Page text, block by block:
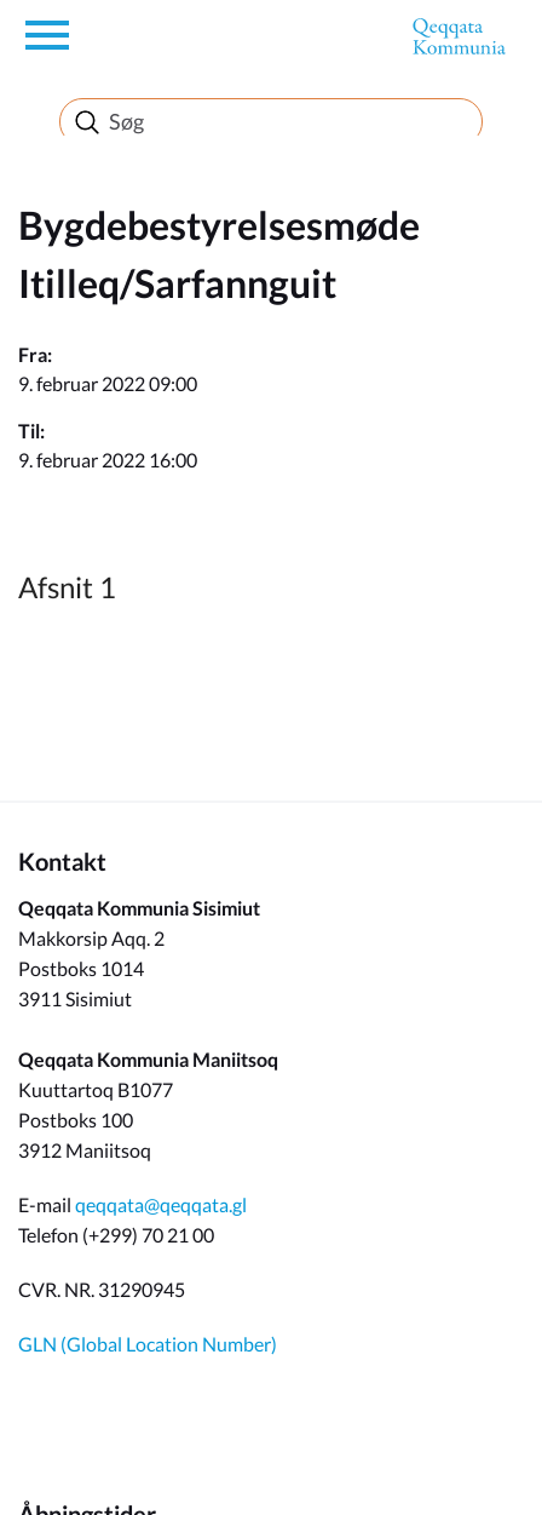
en
Borger
Erhverv
Politik
Turisme
Selvbetjening
Bygdebestyrelsesmøde
Itilleq/Sarfannguit
Fra:
9. februar 2022 09:00
Til:
9. februar 2022 16:00
Afsnit 1
Kontakt
Qeqqata Kommunia Sisimiut
Makkorsip Aqq. 2
Postboks 1014
3911 Sisimiut
Qeqqata Kommunia Maniitsoq
Kuuttartoq B1077
Postboks 100
3912 Maniitsoq
E-mail qeqqata@qeqqata.gl
Telefon (+299) 70 21 00
CVR. NR. 31290945
GLN (Global Location Number)